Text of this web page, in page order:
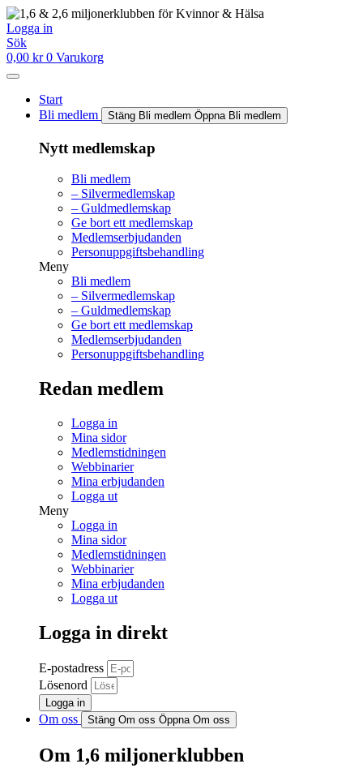
Hoppa
till
innehåll
Logga in
Sök
0,00 kr 0 Varukorg
Start
Bli medlem
Stäng Bli medlem Öppna Bli medlem
Nytt medlemskap
Bli medlem
– Silvermedlemskap
– Guldmedlemskap
Ge bort ett medlemskap
Medlemserbjudanden
Personuppgiftsbehandling
Meny
Bli medlem
– Silvermedlemskap
– Guldmedlemskap
Ge bort ett medlemskap
Medlemserbjudanden
Personuppgiftsbehandling
Redan medlem
Logga in
Mina sidor
Medlemstidningen
Webbinarier
Mina erbjudanden
Logga ut
Meny
Logga in
Mina sidor
Medlemstidningen
Webbinarier
Mina erbjudanden
Logga ut
Logga in direkt
E-postadress
Lösenord
Logga in
Om oss Stäng Om oss Öppna Om oss
Om 1,6 miljonerklubben